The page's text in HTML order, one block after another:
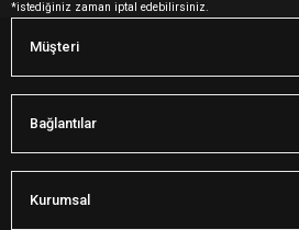
*istediğiniz zaman iptal edebilirsiniz.
Müşteri
Bağlantılar
Kurumsal